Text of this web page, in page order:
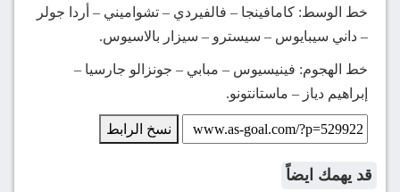
خط الوسط: كامافينجا – فالفيردي – تشواميني – أردا جولر
– داني سيبايوس – سيسترو – سيزار بالاسيوس.
خط الهجوم: فينيسيوس – مبابي – جونزالو جارسيا –
إبراهيم دياز – ماستانتونو.
نسخ الرابط
قد يهمك ايضاً